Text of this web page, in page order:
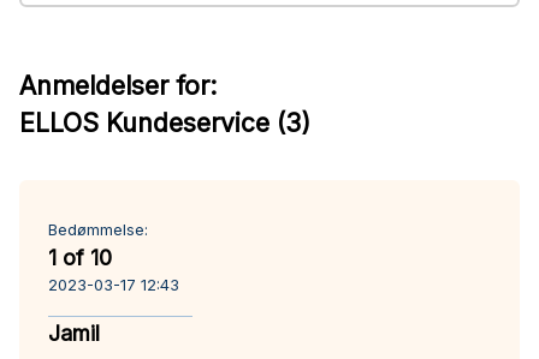
Anmeldelser for:
ELLOS Kundeservice (3)
Bedømmelse:
1 of 10
2023-03-17 12:43
Jamil